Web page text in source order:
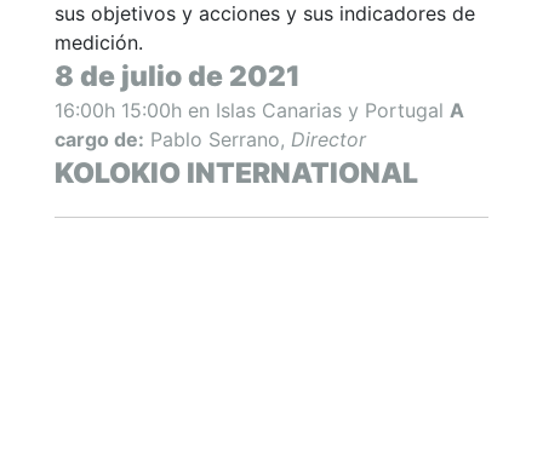
sus objetivos y acciones y sus indicadores de
medición.
8 de julio de 2021
16:00h 15:00h en Islas Canarias y Portugal A
cargo de: Pablo Serrano, Director
KOLOKIO INTERNATIONAL